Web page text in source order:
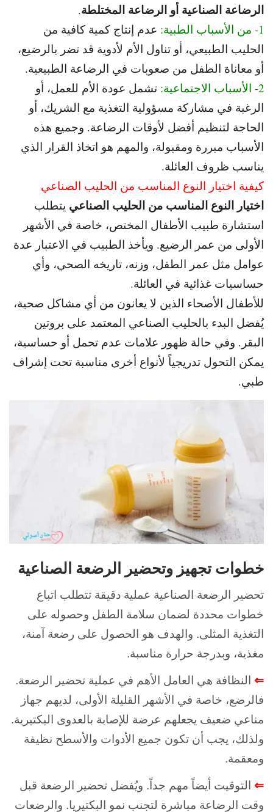
الرضاعة الصناعية أو الرضاعة المختلطة.
1- من الأسباب الطبية:
عدم إنتاج كمية كافية من
الحليب الطبيعي، أو تناول الأم لأدوية قد تضر بالرضيع،
أو معاناة الطفل من صعوبات في الرضاعة الطبيعية.
2- الأسباب الاجتماعية:
تشمل عودة الأم للعمل، أو
الرغبة في مشاركة مسؤولية التغذية مع الشريك، أو
الحاجة لتنظيم أفضل لأوقات الرضاعة. وجميع هذه
الأسباب مبررة ومقبولة، والمهم هو اتخاذ القرار الذي
يناسب ظروف العائلة.
كيفية اختيار النوع المناسب من الحليب الصناعي
اختيار النوع المناسب من الحليب الصناعي يتطلب
استشارة طبيب الأطفال المختص، خاصة في الأشهر
الأولى من عمر الرضيع. ويأخذ الطبيب في الاعتبار عدة
عوامل مثل عمر الطفل، وزنه، تاريخه الصحي، وأي
حساسيات غذائية في العائلة.
للأطفال الأصحاء الذين لا يعانون من أي مشاكل صحية،
يُفضل البدء بالحليب الصناعي المعتمد على بروتين
البقر. وفي حالة ظهور علامات عدم تحمل أو حساسية،
يمكن التحول تدريجياً لأنواع أخرى مناسبة تحت إشراف
طبي.
خطوات تجهيز وتحضير الرضعة الصناعية
تحضير الرضعة الصناعية عملية دقيقة تتطلب اتباع
خطوات محددة لضمان سلامة الطفل وحصوله على
التغذية المثلى. والهدف هو الحصول على رضعة آمنة،
مغذية، وبدرجة حرارة مناسبة.
⇐ النظافة هي العامل الأهم في عملية تحضير الرضعة.
فالرضع، خاصة في الأشهر القليلة الأولى، لديهم جهاز
مناعي ضعيف يجعلهم عرضة للإصابة بالعدوى البكتيرية.
ولذلك، يجب أن تكون جميع الأدوات والأسطح نظيفة
ومعقمة.
⇐ التوقيت أيضاً مهم جداً. ويُفضل تحضير الرضعة قبل
وقت الرضاعة مباشرة لتجنب نمو البكتيريا. والرضعات